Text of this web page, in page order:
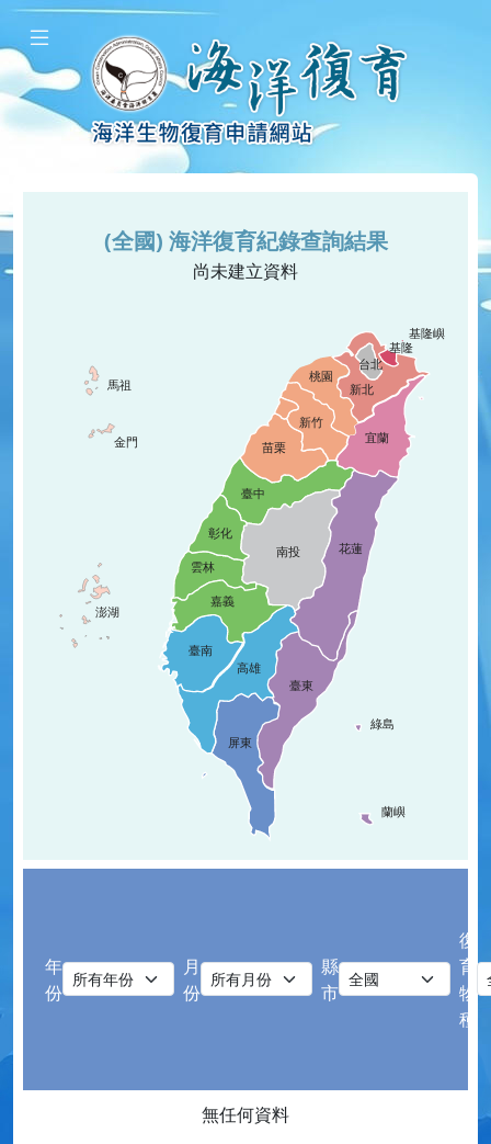
(全國) 海洋復育紀錄查詢結果
尚未建立資料
馬祖
綠島
蘭嶼
金門
澎湖
臺東
花蓮
宜蘭
屏東
嘉義
雲林
南投
彰化
苗栗
新竹
高雄
臺南
臺中
桃園
新北
台北
基隆
基隆嶼
年
份
月
份
縣
市
復
育
物
種
無任何資料